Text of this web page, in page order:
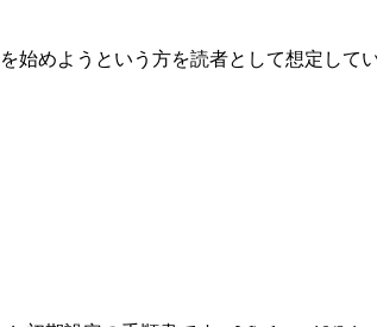
めようという方を読者として想定してい